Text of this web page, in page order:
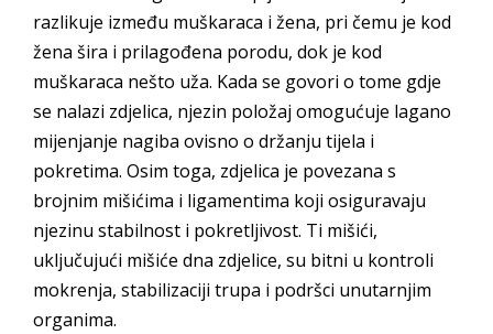
razlikuje između muškaraca i žena, pri čemu je kod
žena šira i prilagođena porodu, dok je kod
muškaraca nešto uža. Kada se govori o tome gdje
se nalazi zdjelica, njezin položaj omogućuje lagano
mijenjanje nagiba ovisno o držanju tijela i
pokretima. Osim toga, zdjelica je povezana s
brojnim mišićima i ligamentima koji osiguravaju
njezinu stabilnost i pokretljivost. Ti mišići,
uključujući mišiće dna zdjelice, su bitni u kontroli
mokrenja, stabilizaciji trupa i podršci unutarnjim
organima.